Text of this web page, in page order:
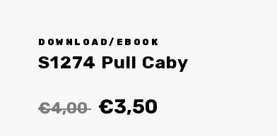
DOWNLOAD/EBOOK
S1274 Pull Caby
€4,00 €3,50